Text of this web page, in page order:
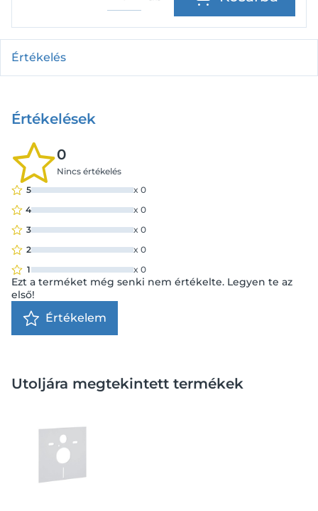
Értékelés
Értékelések
0
Nincs értékelés
5
x 0
4
x 0
3
x 0
2
x 0
1
x 0
Ezt a terméket még senki nem értékelte. Legyen te az
első!
Értékelem
Utoljára megtekintett termékek